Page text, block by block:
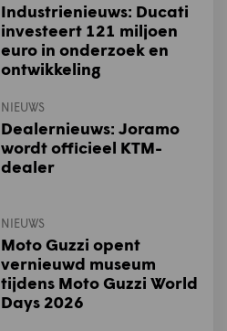
Industrienieuws: Ducati
investeert 121 miljoen
euro in onderzoek en
ontwikkeling
NIEUWS
Dealernieuws: Joramo
wordt officieel KTM-
dealer
NIEUWS
Moto Guzzi opent
vernieuwd museum
tijdens Moto Guzzi World
Days 2026